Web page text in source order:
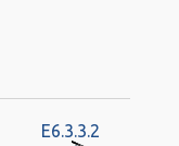
E6.3.3.2